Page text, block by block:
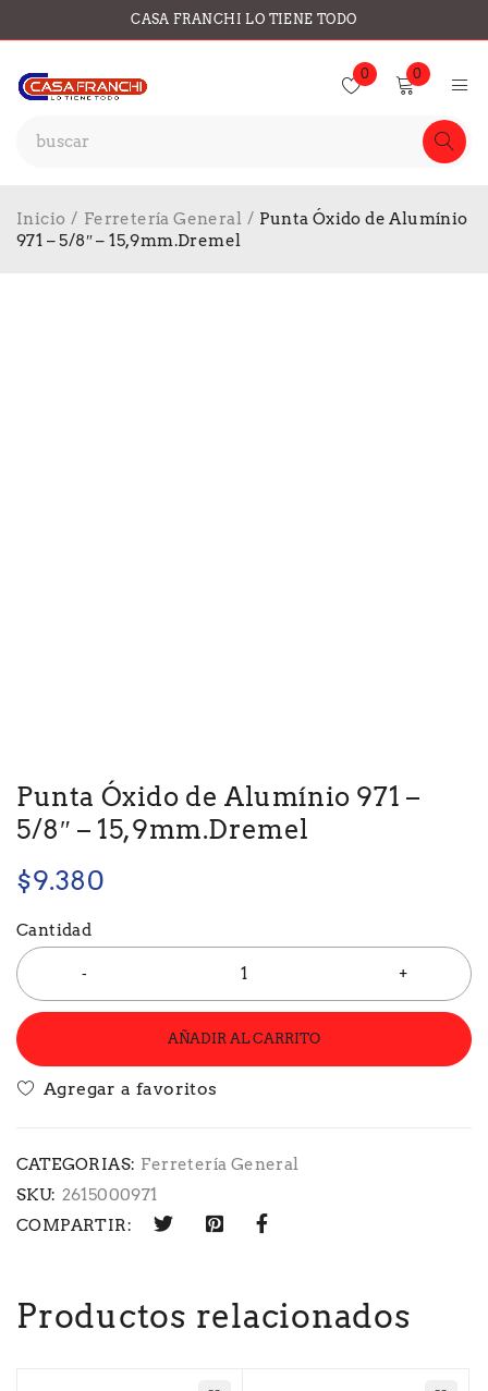
CASA FRANCHI LO TIENE TODO
0 0
Inicio / Ferretería General / Punta Óxido de Alumínio
971 – 5/8″ – 15,9mm.Dremel
Punta Óxido de Alumínio 971 –
5/8″ – 15,9mm.Dremel
$9.380
Cantidad
AÑADIR AL CARRITO
CATEGORIAS: Ferretería General
SKU: 2615000971
COMPARTIR:
Productos relacionados